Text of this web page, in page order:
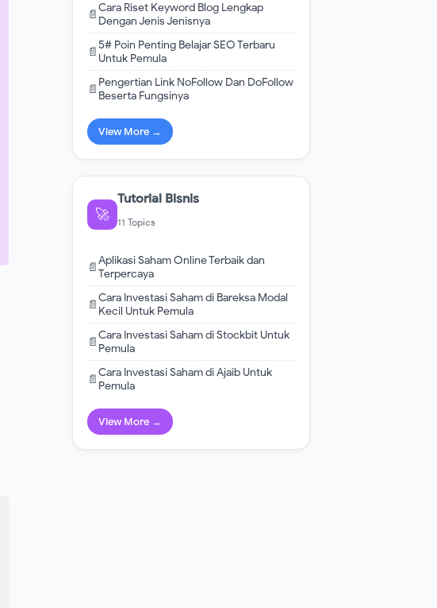
📄Cara Riset Keyword Blog Lengkap
Dengan Jenis Jenisnya
📄5# Poin Penting Belajar SEO Terbaru
Untuk Pemula
📄 Pengertian Link NoFollow Dan DoFollow
Beserta Fungsinya
View More →
🚀
Tutorial Bisnis
11 Topics
📄Aplikasi Saham Online Terbaik dan
Terpercaya
📄Cara Investasi Saham di Bareksa Modal
Kecil Untuk Pemula
📄Cara Investasi Saham di Stockbit Untuk
Pemula
📄Cara Investasi Saham di Ajaib Untuk
Pemula
View More →